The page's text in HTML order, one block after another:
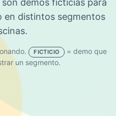
demos ficticias para
en distintos segmentos
FICTICIO
= demo que
un segmento.